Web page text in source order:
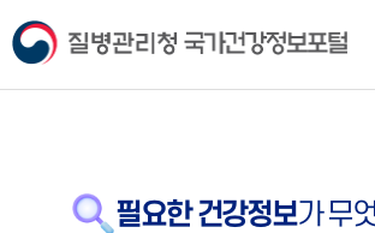
필요한 건강정보가 무